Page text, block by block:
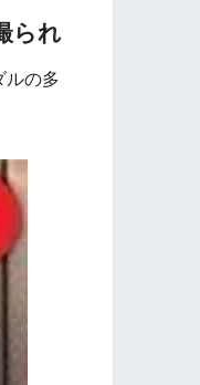
られ
ルの多